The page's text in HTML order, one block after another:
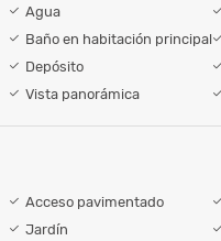
Agua
Baño en habitación principal
Depósito
Vista panorámica
Acceso pavimentado
Jardín